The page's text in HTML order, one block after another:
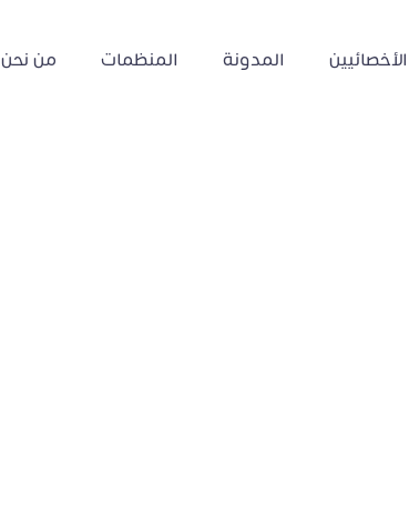
الأخصائيين المدونة المنظمات من نحن